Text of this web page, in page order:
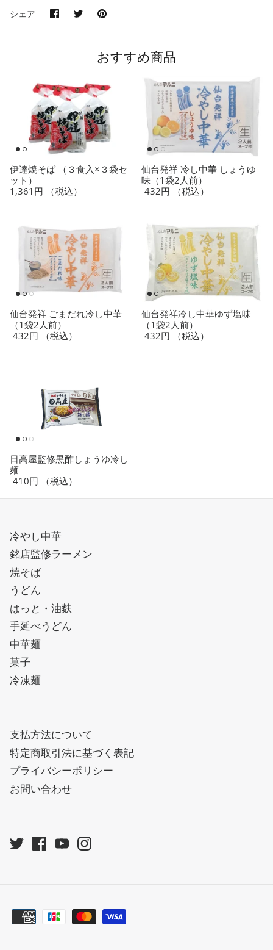
シェア Facebook
で
TwitterPin
おすすめ商品
伊達焼そば （３食入×３袋セ
ット）
1,361円
（税込）
仙台発祥 冷し中華 しょうゆ
味（1袋2人前）
432円
（税込）
仙台発祥 ごまだれ冷し中華
（1袋2人前）
432円
（税込）
仙台発祥冷し中華ゆず塩味
（1袋2人前）
432円
（税込）
日高屋監修黒酢しょうゆ冷し
麺
410円
（税込）
冷やし中華
銘店監修ラーメン
焼そば
うどん
はっと・油麩
手延べうどん
中華麺
菓子
冷凍麺
支払方法について
特定商取引法に基づく表記
プライバシーポリシー
お問い合わせ